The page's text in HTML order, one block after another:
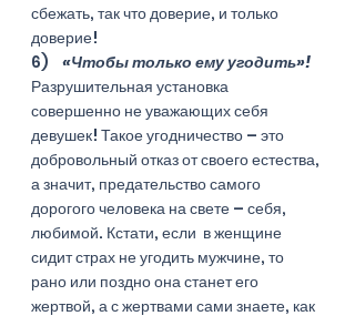
сбежать, так что доверие, и только
доверие!
6) «Чтобы только ему угодить»!
Разрушительная установка
совершенно не уважающих себя
девушек! Такое угодничество – это
добровольный отказ от своего естества,
а значит, предательство самого
дорогого человека на свете – себя,
любимой. Кстати, если  в женщине
сидит страх не угодить мужчине, то
рано или поздно она станет его
жертвой, а с жертвами сами знаете, как